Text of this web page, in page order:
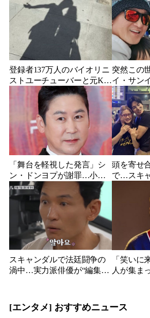
登録者137万人のバイオリニ
ストユーチューバーと元K-
POPアイドルが交際告白
突然この
イ・サン
忘れられ
「舞台を軽視した発言」シ
ン・ドンヨプが謝罪…小劇
場ミュージカルを巡る論
争、現役俳優やファンから
厳しい声続出
頭を寄せ
で…スキ
人気俳優
手との親
スキャンダルで法廷闘争の
渦中…実力派俳優が“編集な
「笑いに
人が集ま
[エンタメ] おすすめニュース